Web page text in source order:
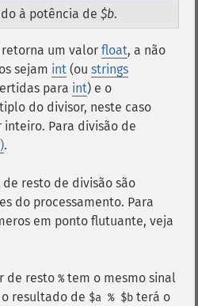
à potência de $b.
retorna um valor float, a não
sejam int (ou strings
para int) e o
do divisor, neste caso
Para divisão de
.
resto de divisão são
do processamento. Para
em ponto flutuante, veja
de resto % tem o mesmo sinal
resultado de $a % $b terá o